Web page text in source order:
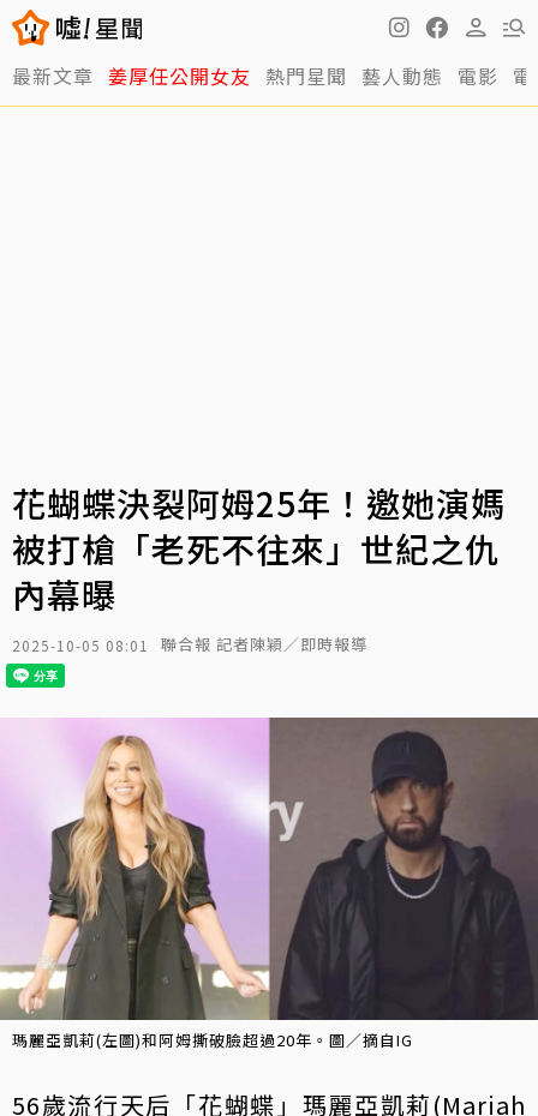
最新文章 姜厚任公開女友 熱門星聞 藝人動態 電影
花蝴蝶決裂阿姆25年！邀她演媽
被打槍「老死不往來」世紀之仇
內幕曝
2025-10-05 08:01 聯合報 記者陳穎／即時報導
瑪麗亞凱莉(左圖)和阿姆撕破臉超過20年。圖／摘自IG
56歲流行天后「花蝴蝶」瑪麗亞凱莉(Mariah